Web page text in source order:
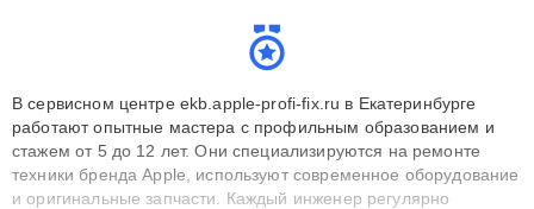
В сервисном центре ekb.apple-profi-fix.ru в Екатеринбурге
работают опытные мастера с профильным образованием и
стажем от 5 до 12 лет. Они специализируются на ремонте
техники бренда Apple, используют современное оборудование
и оригинальные запчасти. Каждый инженер регулярно